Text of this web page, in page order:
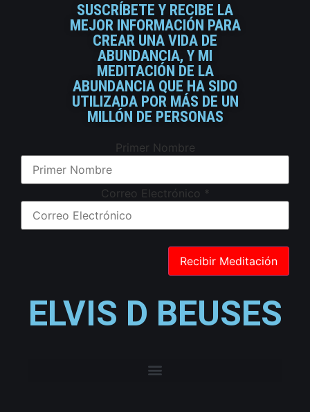
SUSCRÍBETE Y RECIBE LA
MEJOR INFORMACIÓN PARA
CREAR UNA VIDA DE
ABUNDANCIA, Y MI
MEDITACIÓN DE LA
ABUNDANCIA QUE HA SIDO
UTILIZADA POR MÁS DE UN
MILLÓN DE PERSONAS
Primer Nombre
Correo Electrónico *
ELVIS D BEUSES